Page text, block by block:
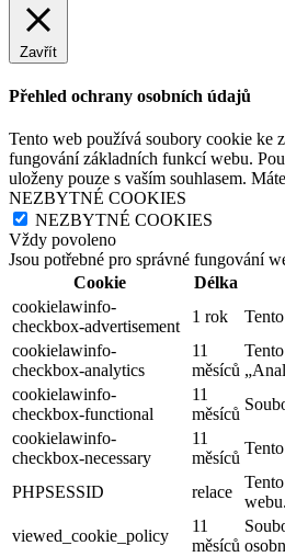
Zavřít
Přehled ochrany osobních údajů
Tento web používá soubory cookie ke
fungování základních funkcí webu.
uloženy pouze s vaším souhlasem.
NEZBYTNÉ COOKIES
NEZBYTNÉ COOKIES
Vždy povoleno
Jsou potřebné pro správné fungování
Cookie
Délka
cookielawinfo-
checkbox-advertisement
1 rok
cookielawinfo-
checkbox-analytics
11
měsíců
cookielawinfo-
checkbox-functional
11
měsíců
cookielawinfo-
checkbox-necessary
11
měsíců
PHPSESSID relace
viewed_cookie_policy
11
měsíců